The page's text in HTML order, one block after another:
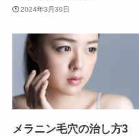
2024年3月30日
メラニン毛穴の治し方3